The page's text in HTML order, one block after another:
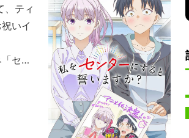
、ティ
いイ
セン